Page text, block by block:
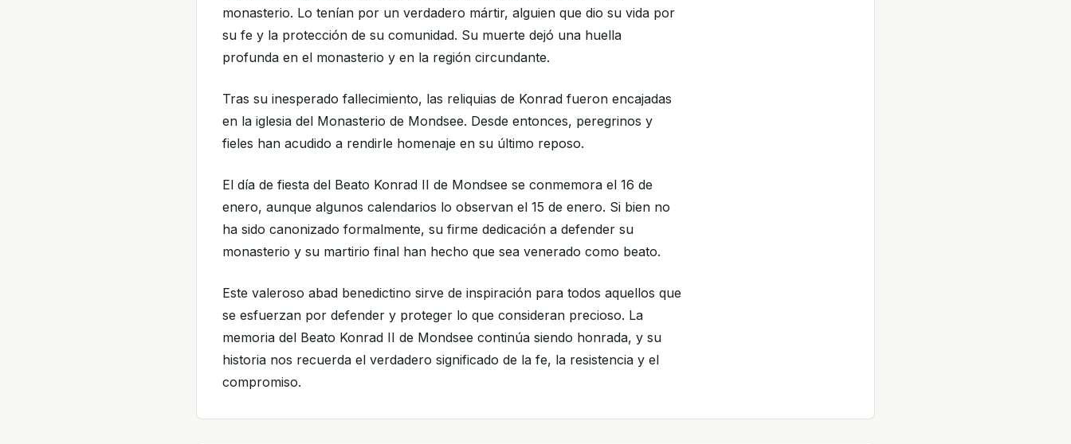
monasterio. Lo tenían por un verdadero mártir, alguien que dio su vida por
su fe y la protección de su comunidad. Su muerte dejó una huella
profunda en el monasterio y en la región circundante.
Tras su inesperado fallecimiento, las reliquias de Konrad fueron encajadas
en la iglesia del Monasterio de Mondsee. Desde entonces, peregrinos y
fieles han acudido a rendirle homenaje en su último reposo.
El día de fiesta del Beato Konrad II de Mondsee se conmemora el 16 de
enero, aunque algunos calendarios lo observan el 15 de enero. Si bien no
ha sido canonizado formalmente, su firme dedicación a defender su
monasterio y su martirio final han hecho que sea venerado como beato.
Este valeroso abad benedictino sirve de inspiración para todos aquellos que
se esfuerzan por defender y proteger lo que consideran precioso. La
memoria del Beato Konrad II de Mondsee continúa siendo honrada, y su
historia nos recuerda el verdadero significado de la fe, la resistencia y el
compromiso.